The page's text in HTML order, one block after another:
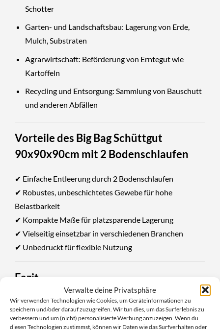
Verwalte deine Privatsphäre
Wir verwenden Technologien wie Cookies, um Geräteinformationen zu
speichern und/oder darauf zuzugreifen. Wir tun dies, um das Surferlebnis zu
verbessern und um (nicht) personalisierte Werbung anzuzeigen. Wenn du
diesen Technologien zustimmst, können wir Daten wie das Surfverhalten oder
Schotter
Garten- und Landschaftsbau: Lagerung von Erde,
Mulch, Substraten
Agrarwirtschaft: Beförderung von Erntegut wie
Kartoffeln
Recycling und Entsorgung: Sammlung von Bauschutt
und anderen Abfällen
Vorteile des Big Bag Schüttgut
90x90x90cm mit 2 Bodenschlaufen
✔ Einfache Entleerung durch 2 Bodenschlaufen
✔ Robustes, unbeschichtetes Gewebe für hohe
Belastbarkeit
✔ Kompakte Maße für platzsparende Lagerung
✔ Vielseitig einsetzbar in verschiedenen Branchen
✔ Unbedruckt für flexible Nutzung
Fazit
Der Big Bag Schüttgut 90x90x90cm mit 2
Bodenschlaufen bietet eine zuverlässige und effiziente